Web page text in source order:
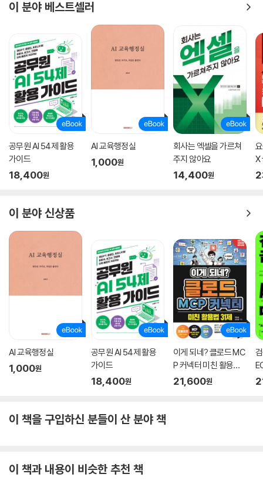
이 분야 베스트셀러
공무원 AI 54제 활용
가이드
18,400원
AI 교육행정실
1,000원
회사는 엑셀을 가르쳐
주지 않아요
14,400원
X
이 분야 신상품
AI 교육행정실
1,000원
공무원 AI 54제 활용
가이드
18,400원
이게 되네? 클로드 MC
P 커넥터 미친 활용법
31제
21,600원
이 책을 구입하신 분들이 산 분야 책
이 책과 내용이 비슷한 추천 책